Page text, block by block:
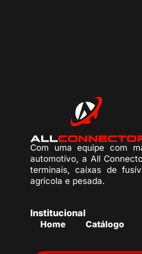
Com uma equipe com
automotivo, a All
terminais, caixas de
agrícola e pesada.
Institucional
Home Catálogo